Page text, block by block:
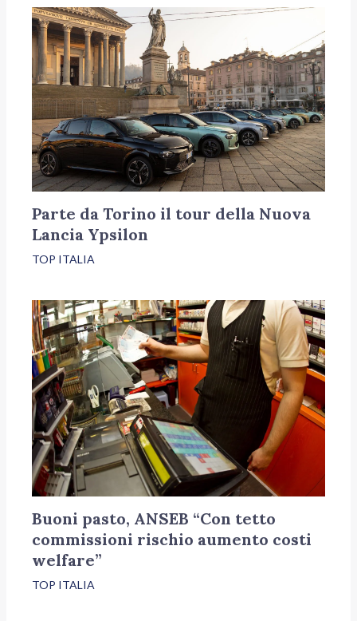
Parte da Torino il tour della Nuova
Lancia Ypsilon
TOP ITALIA
Buoni pasto, ANSEB “Con tetto
commissioni rischio aumento costi
welfare”
TOP ITALIA